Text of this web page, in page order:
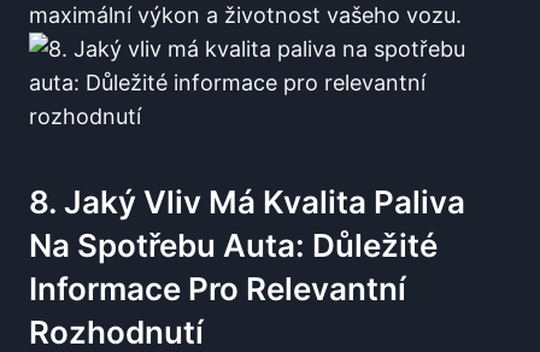
maximální výkon a životnost vašeho vozu.
8. Jaký Vliv Má Kvalita Paliva
‌na Spotřebu Auta: Důležité
Informace Pro Relevantní
Rozhodnutí